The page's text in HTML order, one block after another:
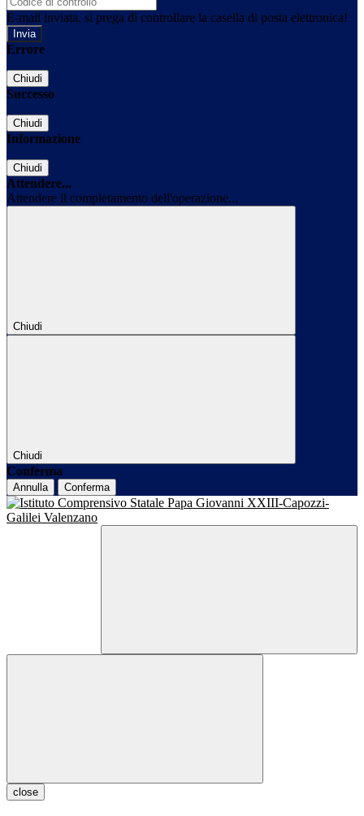
E-mail inviata, si prega di controllare la casella di posta elettronica!
Errore
Chiudi
Successo
Chiudi
Informazione
Chiudi
Attendere...
Attendere il completamento dell'operazione...
Chiudi
Chiudi
Conferma
Annulla Conferma
close